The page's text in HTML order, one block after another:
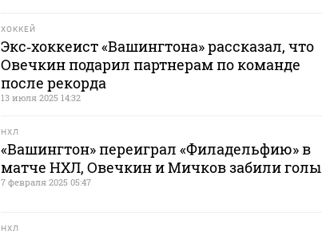
ХОККЕЙ
Экс‑хоккеист «Вашингтона» рассказал, что
Овечкин подарил партнерам по команде
после рекорда
13 июля 2025 14:32
НХЛ
«Вашингтон» переиграл «Филадельфию» в
матче НХЛ, Овечкин и Мичков забили голы
7 февраля 2025 05:47
НХЛ